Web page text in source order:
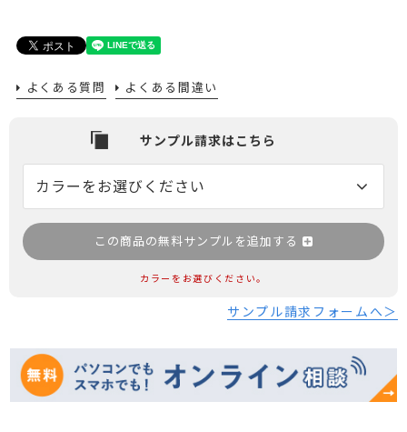
よくある質問 よくある間違い
この商品の無料サンプルを追加する
カラーをお選びください。
サンプル請求フォームへ＞